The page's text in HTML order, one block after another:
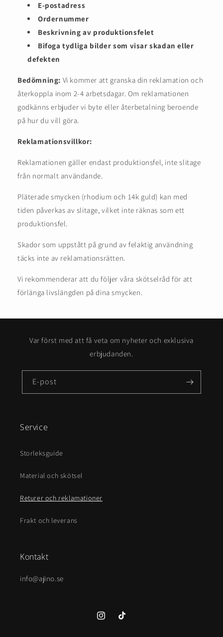
E-postadress
Ordernummer
Beskrivning av produktionsfelet
Bifoga tydliga bilder som visar skadan eller
defekten
Bedömning: Vi kommer att granska din reklamation och
återkoppla inom 2-4 arbetsdagar. Om reklamationen
godkänns erbjuder vi byte eller återbetalning beroende
på hur du vill göra.
Reklamationsvillkor:
Reklamationen gäller endast produktionsfel, inte slitage
från normalt användande.
Pläterade smycken (rhodium och 14k guld) kan med
tiden påverkas av slitage, vilket inte räknas som ett
produktionsfel.
Skador som uppstått på grund av felaktig användning
täcks inte av reklamationsrätten.
Vi rekommenderar att du följer våra skötselråd för att
förlänga livslängden på dina smycken.
Var först med att få veta om nyheter och exklusiva
erbjudanden.
E-post
Service
Storleksguide
Material och skötsel
Returer och reklamationer
Frakt och leverans
Kontakt
info@ajino.se
InstagramTikTok